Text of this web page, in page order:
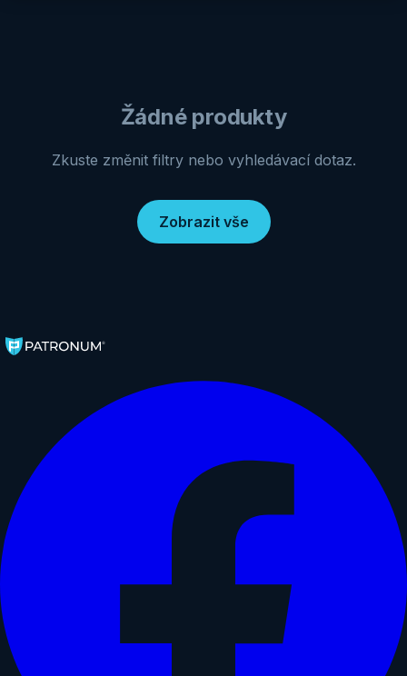
Žádné produkty
Zkuste změnit filtry nebo vyhledávací dotaz.
Zobrazit vše